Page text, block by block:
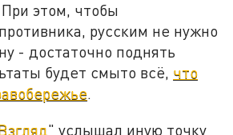
этом, чтобы
русским не нужно
- достаточно поднять
будет смыто всё, что
.
" услышал иную точку